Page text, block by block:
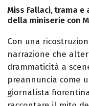
Miss Fallaci, trama
della miniserie con
Con una
narrazione che
drammaticità a
preannuncia come
giornalista